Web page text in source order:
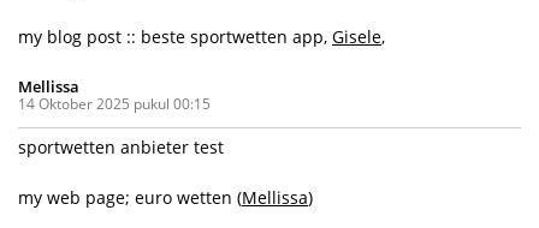
my blog post :: beste sportwetten app, Gisele,
Mellissa
14 Oktober 2025 pukul 00:15
sportwetten anbieter test
my web page; euro wetten (Mellissa)